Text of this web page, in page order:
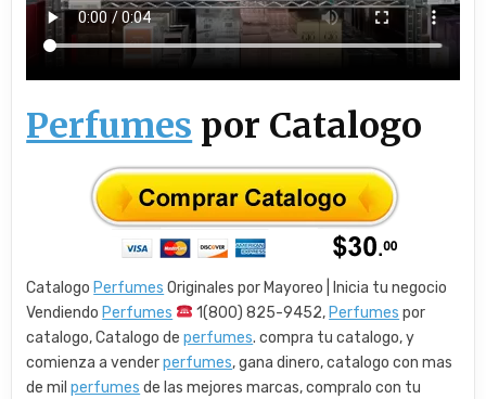
Perfumes por Catalogo
Catalogo Perfumes Originales por Mayoreo | Inicia tu negocio
Vendiendo Perfumes 1(800) 825-9452, Perfumes por
catalogo, Catalogo deperfumes. compra tu catalogo, y
comienza a venderperfumes, gana dinero, catalogo con mas
de milperfumes de las mejores marcas, compralo con tu